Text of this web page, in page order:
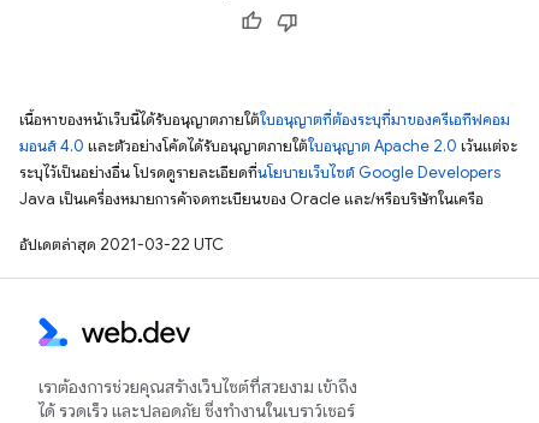
เนื้อหาของหน้าเว็บนี้ได้รับอนุญาตภายใต้ใบอนุญาตที่ต้องระบุที่มาของครีเอทีฟคอม
มอนส์ 4.0 และตัวอย่างโค้ดได้รับอนุญาตภายใต้ใบอนุญาต Apache 2.0 เว้นแต่จะ
ระบุไว้เป็นอย่างอื่น โปรดดูรายละเอียดที่นโยบายเว็บไซต์ Google Developers
Java เป็นเครื่องหมายการค้าจดทะเบียนของ Oracle และ/หรือบริษัทในเครือ
อัปเดตล่าสุด 2021-03-22 UTC
เราต้องการช่วยคุณสร้างเว็บไซต์ที่สวยงาม เข้าถึง
ได้ รวดเร็ว และปลอดภัย ซึ่งทำงานในเบราว์เซอร์